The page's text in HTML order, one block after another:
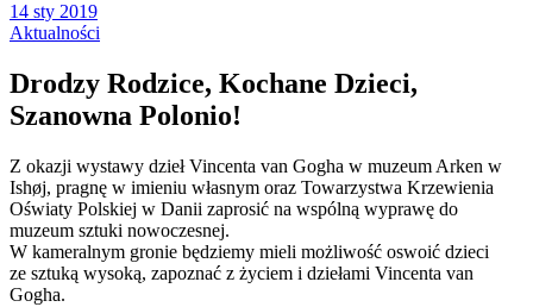
14 sty 2019
Aktualności
Drodzy Rodzice, Kochane Dzieci,
Szanowna Polonio!
Z okazji wystawy dzieł Vincenta van Gogha w muzeum Arken w
Ishøj, pragnę w imieniu własnym oraz Towarzystwa Krzewienia
Oświaty Polskiej w Danii zaprosić na wspólną wyprawę do
muzeum sztuki nowoczesnej.
W kameralnym gronie będziemy mieli możliwość oswoić dzieci
ze sztuką wysoką, zapoznać z życiem i dziełami Vincenta van
Gogha.